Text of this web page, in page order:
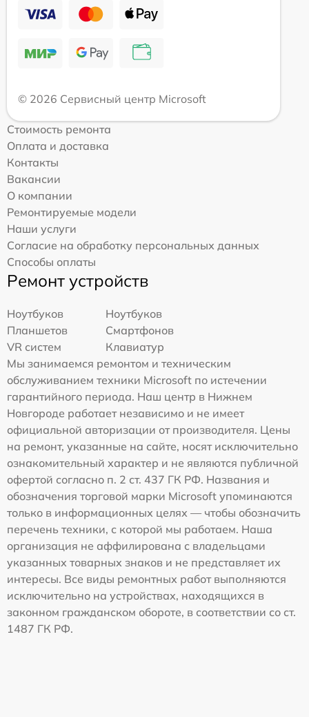
© 2026 Сервисный центр Microsoft
Стоимость ремонта
Оплата и доставка
Контакты
Вакансии
О компании
Ремонтируемые модели
Наши услуги
Согласие на обработку персональных данных
Способы оплаты
Ремонт устройств
Ноутбуков
Ноутбуков
Планшетов
Смартфонов
VR систем
Клавиатур
Мы занимаемся ремонтом и техническим
обслуживанием техники Microsoft по истечении
гарантийного периода. Наш центр в Нижнем
Новгороде работает независимо и не имеет
официальной авторизации от производителя. Цены
на ремонт, указанные на сайте, носят исключительно
ознакомительный характер и не являются публичной
офертой согласно п. 2 ст. 437 ГК РФ. Названия и
обозначения торговой марки Microsoft упоминаются
только в информационных целях — чтобы обозначить
перечень техники, с которой мы работаем. Наша
организация не аффилирована с владельцами
указанных товарных знаков и не представляет их
интересы. Все виды ремонтных работ выполняются
исключительно на устройствах, находящихся в
законном гражданском обороте, в соответствии со ст.
1487 ГК РФ.